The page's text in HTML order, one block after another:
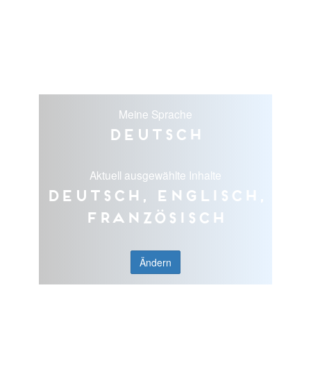
Meine Sprache
Deutsch
Aktuell ausgewählte Inhalte
Deutsch, Englisch,
Französisch
Ändern